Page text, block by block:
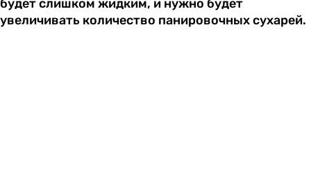
будет слишком жидким, и нужно будет
увеличивать количество панировочных сухарей.